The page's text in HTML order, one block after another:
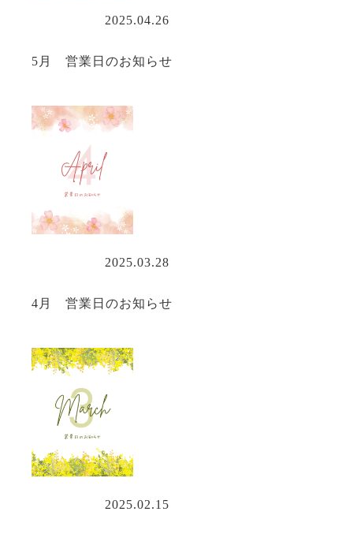
2025.04.26
5月 営業日のお知らせ
2025.03.28
4月 営業日のお知らせ
2025.02.15